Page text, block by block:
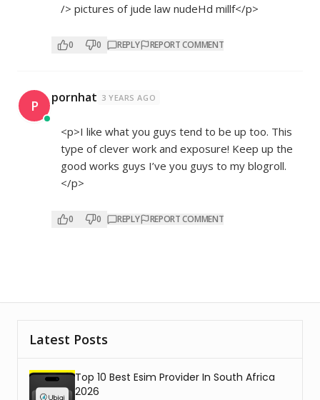
/> pictures of jude law nudeHd millf</p>
0 0 REPLY REPORT COMMENT
P pornhat 3 YEARS AGO
<p>I like what you guys tend to be up too. This
type of clever work and exposure! Keep up the
good works guys I’ve you guys to my blogroll.
</p>
0 0 REPLY REPORT COMMENT
Latest Posts
Top 10 Best Esim Provider In South Africa
2026